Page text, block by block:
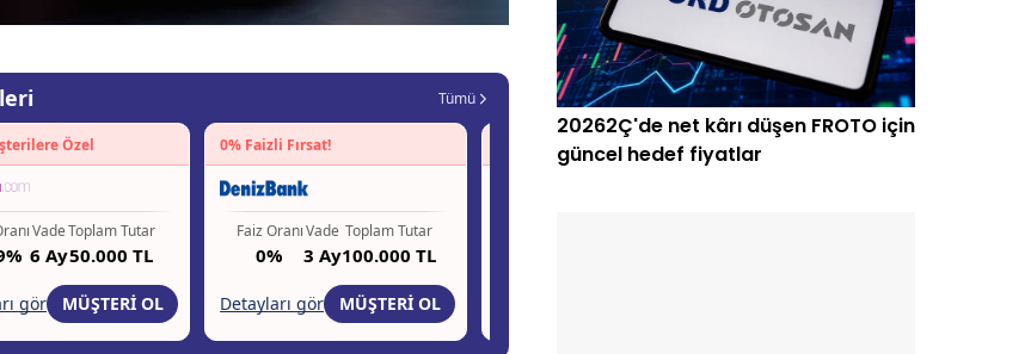
20262Ç'de net kârı düşen FROTO için
güncel hedef fiyatlar